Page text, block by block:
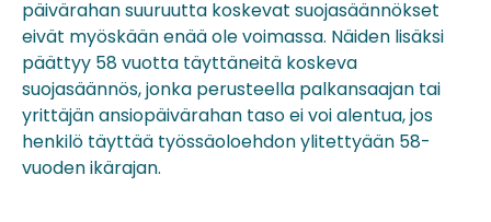
päivärahan suuruutta koskevat suojasäännökset
eivät myöskään enää ole voimassa. Näiden lisäksi
päättyy 58 vuotta täyttäneitä koskeva
suojasäännös, jonka perusteella palkansaajan tai
yrittäjän ansiopäivärahan taso ei voi alentua, jos
henkilö täyttää työssäoloehdon ylitettyään 58-
vuoden ikärajan.